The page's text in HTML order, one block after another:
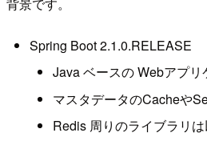
背景です。
Spring Boot 2.1.0.RELEASE
Java ベースの Webアプリ
マスタデータのCacheや
Redis 周りのライブラリ